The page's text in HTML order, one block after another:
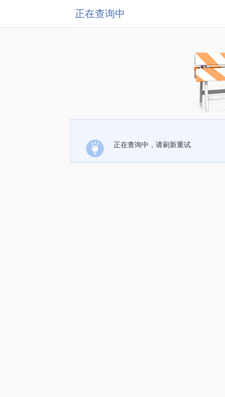
正在查询中
正在查询中，请刷新重试